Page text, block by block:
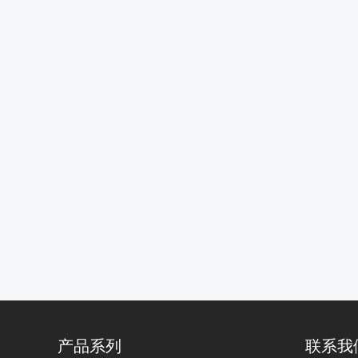
产品系列 联系我